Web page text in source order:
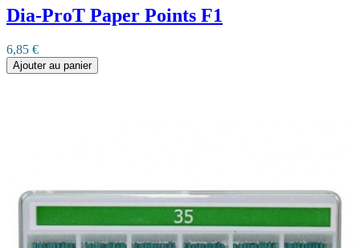
Dia-ProT Paper Points F1
6,85 €
Ajouter au panier